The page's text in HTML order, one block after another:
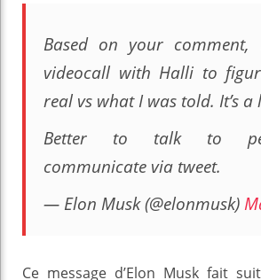
Based on your
videocall with Halli to
real vs what I was told. It’s a
Better to talk to
communicate via tweet.
— Elon Musk (@elonmusk)
Ce message d’Elon Musk fait